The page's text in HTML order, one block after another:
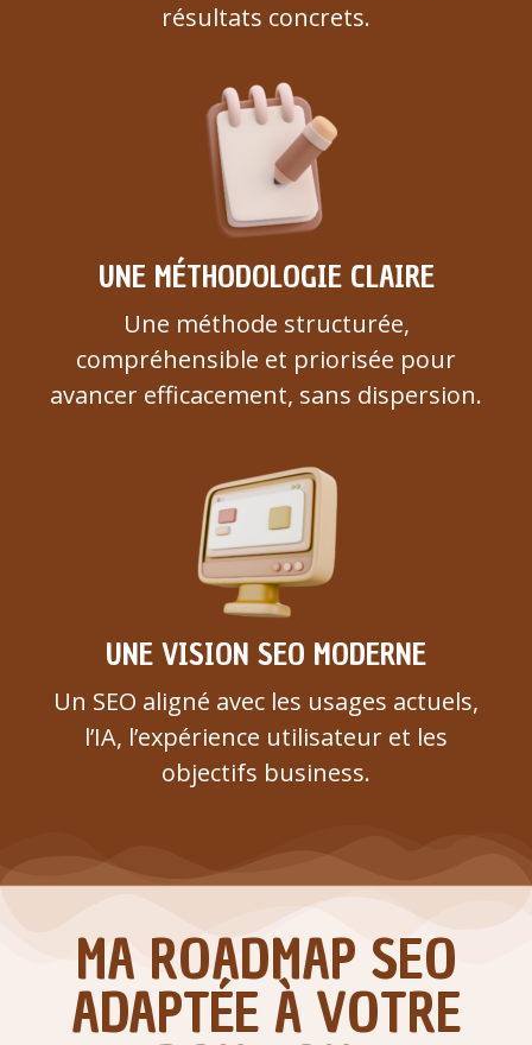
résultats concrets.
UNE MÉTHODOLOGIE CLAIRE
Une méthode structurée,
compréhensible et priorisée pour
avancer efficacement, sans dispersion.
UNE VISION SEO MODERNE
Un SEO aligné avec les usages actuels,
l’IA, l’expérience utilisateur et les
objectifs business.
MA ROADMAP SEO
ADAPTÉE À VOTRE